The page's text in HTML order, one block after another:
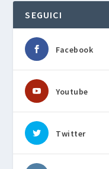
SEGUICI
Facebook
Youtube
Twitter